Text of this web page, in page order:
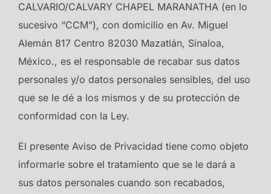
CALVARIO/CALVARY CHAPEL MARANATHA (en lo
sucesivo “CCM”), con domicilio en Av. Miguel
Alemán 817 Centro 82030 Mazatlán, Sinaloa,
México., es el responsable de recabar sus datos
personales y/o datos personales sensibles, del uso
que se le dé a los mismos y de su protección de
conformidad con la Ley.
El presente Aviso de Privacidad tiene como objeto
informarle sobre el tratamiento que se le dará a
sus datos personales cuando son recabados,